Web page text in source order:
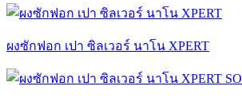
ผงซักฟอก เปา ซิลเวอร์ นาโน XPERT